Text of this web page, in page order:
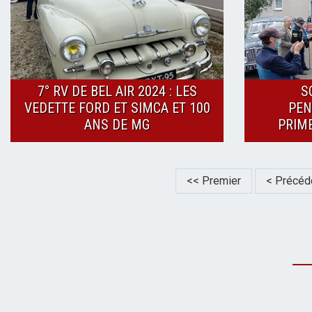
7° RV DE BEL AIR 2024 : LES
VEDETTE FORD ET SIMCA ET 100
ANS DE MG
Première
page
<< Premier
Page
<